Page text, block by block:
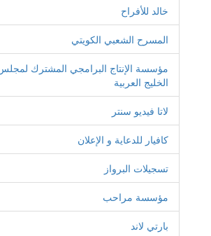
خالد للأفراح
المسرح الشعبي الكويتي
مؤسسة الإنتاج البرامجي المشترك
الخليج العربية
لاتا فيديو سنتر
كافيار للدعاية و الإعلان
تسجيلات البرواز
مؤسسة مراحب
بارتي لاند